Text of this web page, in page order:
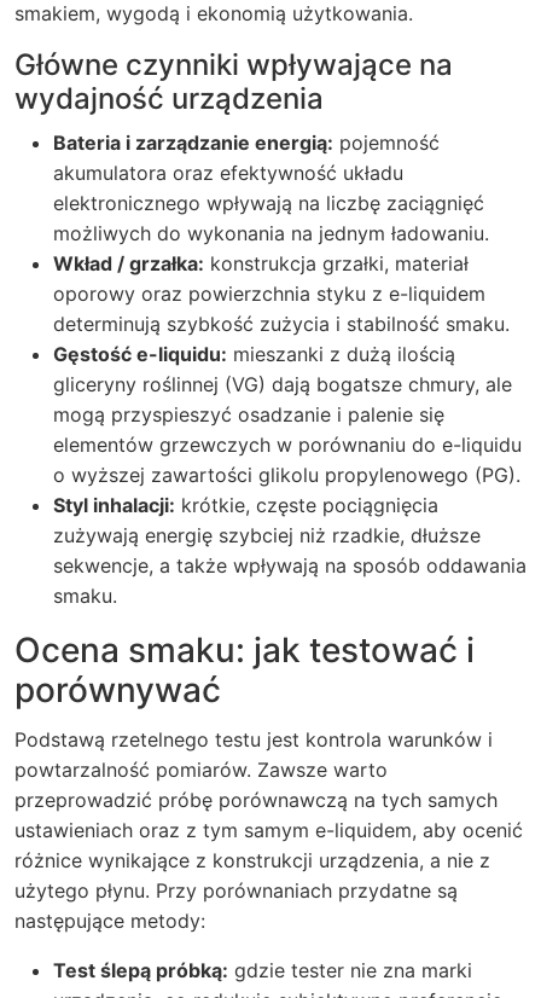
smakiem, wygodą i ekonomią użytkowania.
Główne czynniki wpływające na
wydajność urządzenia
Bateria i zarządzanie energią: pojemność
akumulatora oraz efektywność układu
elektronicznego wpływają na liczbę zaciągnięć
możliwych do wykonania na jednym ładowaniu.
Wkład / grzałka: konstrukcja grzałki, materiał
oporowy oraz powierzchnia styku z e-liquidem
determinują szybkość zużycia i stabilność smaku.
Gęstość e-liquidu: mieszanki z dużą ilością
gliceryny roślinnej (VG) dają bogatsze chmury, ale
mogą przyspieszyć osadzanie i palenie się
elementów grzewczych w porównaniu do e-liquidu
o wyższej zawartości glikolu propylenowego (PG).
Styl inhalacji: krótkie, częste pociągnięcia
zużywają energię szybciej niż rzadkie, dłuższe
sekwencje, a także wpływają na sposób oddawania
smaku.
Ocena smaku: jak testować i
porównywać
Podstawą rzetelnego testu jest kontrola warunków i
powtarzalność pomiarów. Zawsze warto
przeprowadzić próbę porównawczą na tych samych
ustawieniach oraz z tym samym e-liquidem, aby ocenić
różnice wynikające z konstrukcji urządzenia, a nie z
użytego płynu. Przy porównaniach przydatne są
następujące metody:
Test ślepą próbką: gdzie tester nie zna marki